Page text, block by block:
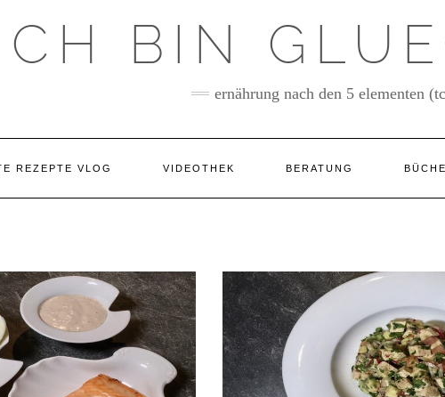
BIN
ernährung nach den 5 elementen
REZEPTE VLOG VIDEOTHEK BERATUNG